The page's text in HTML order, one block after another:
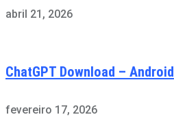
abril 21, 2026
ChatGPT Download – Android
fevereiro 17, 2026